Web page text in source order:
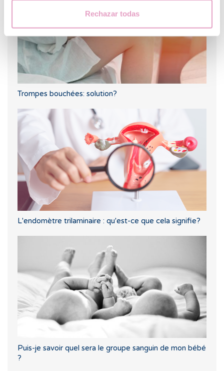
Rechazar todas
Trompes bouchées: solution?
L'endomètre trilaminaire : qu'est-ce que cela signifie?
Puis-je savoir quel sera le groupe sanguin de mon bébé
?